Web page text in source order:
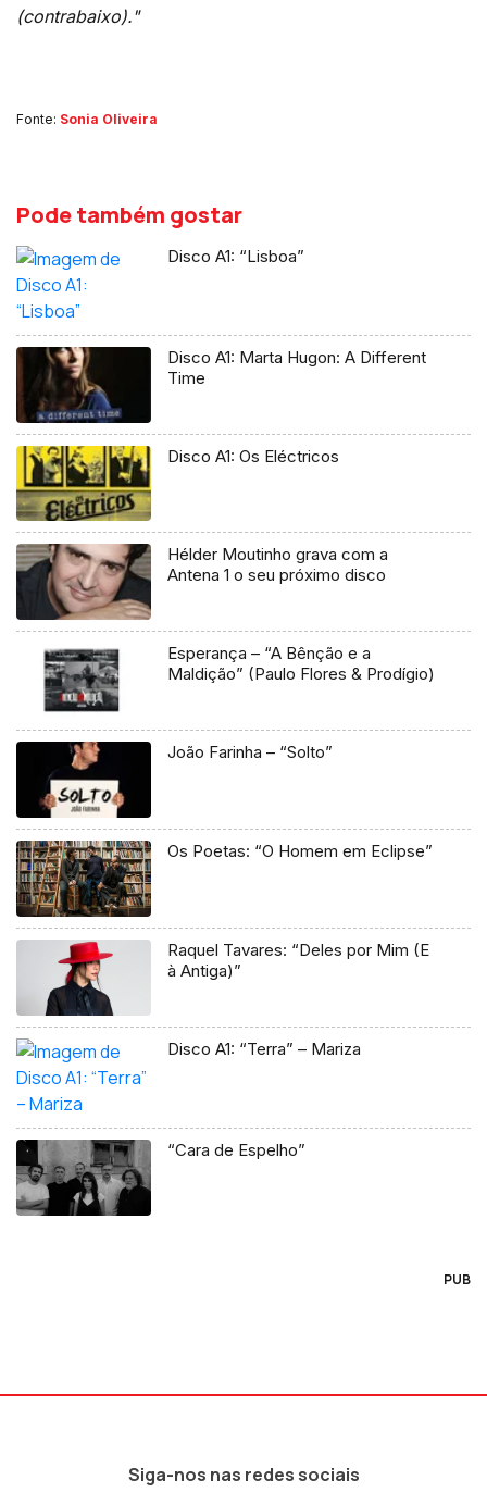
(contrabaixo)."
Fonte: Sonia Oliveira
Pode também gostar
Disco A1: “Lisboa”
Disco A1: Marta Hugon: A Different
Time
Disco A1: Os Eléctricos
Hélder Moutinho grava com a
Antena 1 o seu próximo disco
Esperança – “A Bênção e a
Maldição” (Paulo Flores & Prodígio)
João Farinha – “Solto”
Os Poetas: “O Homem em Eclipse”
Raquel Tavares: “Deles por Mim (E
à Antiga)”
Disco A1: “Terra” – Mariza
“Cara de Espelho”
PUB
Siga-nos nas redes sociais